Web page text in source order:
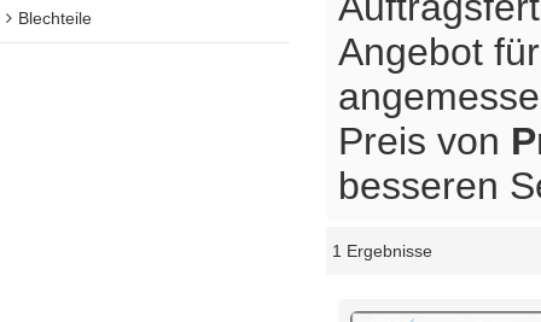
Blechteile
Angebot
Preis von
besseren
1 Ergebnisse